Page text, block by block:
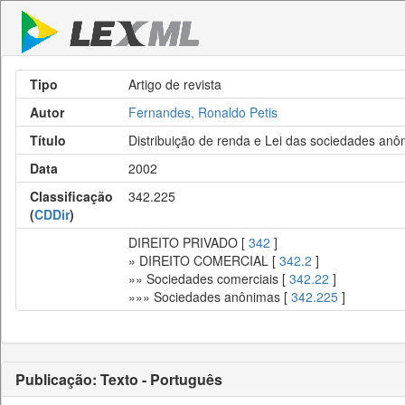
Tipo
Artigo de revista
Autor
Fernandes, Ronaldo Petis
Título
Distribuição de renda e Lei das sociedades
Data
2002
Classificação
(CDDir)
342.225
DIREITO PRIVADO [ 342 ]
» DIREITO COMERCIAL [ 342.2 ]
»» Sociedades comerciais [ 342.22 ]
»»» Sociedades anônimas [ 342.225 ]
Publicação: Texto - Português